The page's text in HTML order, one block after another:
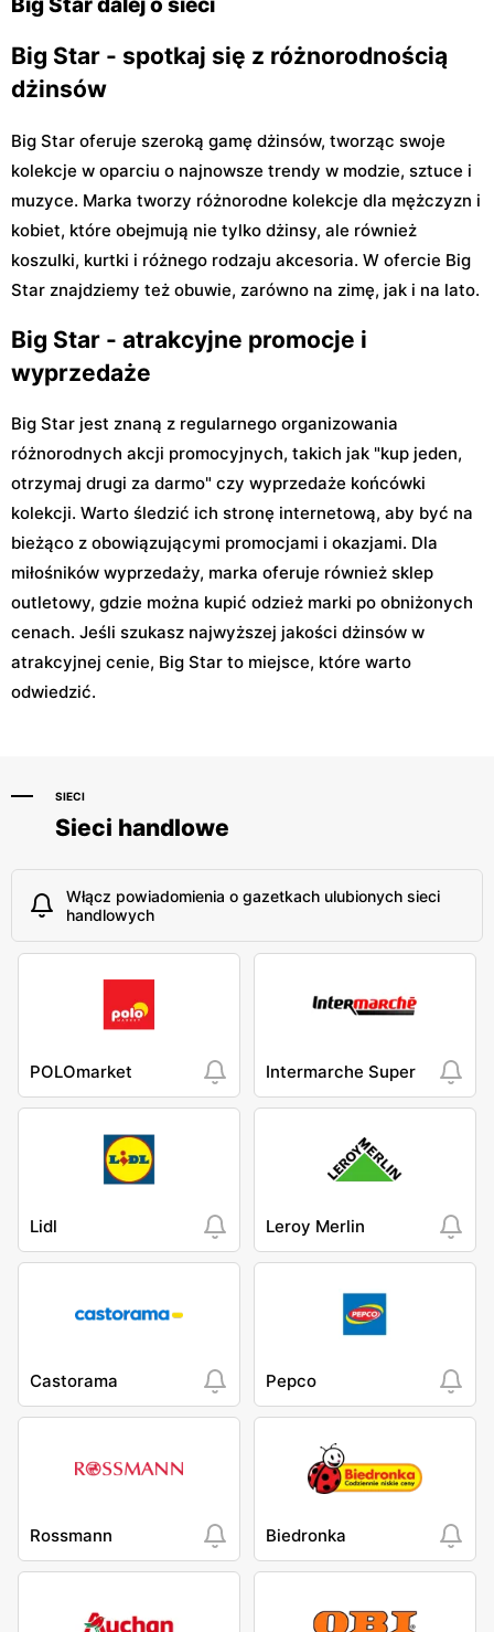
Big Star dalej o sieci
Big Star - spotkaj się z różnorodnością
dżinsów
Big Star oferuje szeroką gamę dżinsów, tworząc swoje
kolekcje w oparciu o najnowsze trendy w modzie, sztuce i
muzyce. Marka tworzy różnorodne kolekcje dla mężczyzn i
kobiet, które obejmują nie tylko dżinsy, ale również
koszulki, kurtki i różnego rodzaju akcesoria. W ofercie Big
Star znajdziemy też obuwie, zarówno na zimę, jak i na lato.
Big Star - atrakcyjne promocje i
wyprzedaże
Big Star jest znaną z regularnego organizowania
różnorodnych akcji promocyjnych, takich jak "kup jeden,
otrzymaj drugi za darmo" czy wyprzedaże końcówki
kolekcji. Warto śledzić ich stronę internetową, aby być na
bieżąco z obowiązującymi promocjami i okazjami. Dla
miłośników wyprzedaży, marka oferuje również sklep
outletowy, gdzie można kupić odzież marki po obniżonych
cenach. Jeśli szukasz najwyższej jakości dżinsów w
atrakcyjnej cenie, Big Star to miejsce, które warto
odwiedzić.
SIECI
Sieci handlowe
Włącz powiadomienia o gazetkach ulubionych sieci
handlowych
POLOmarket Intermarche Super
Lidl Leroy Merlin
Castorama Pepco
Rossmann Biedronka